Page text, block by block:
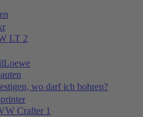
LT 2
wo darf ich bohren?
Crafter 1